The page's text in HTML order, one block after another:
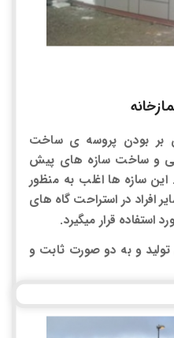
بر بودن پروسه ی ساخت
و ساخت سازه های پیش
سازه ها اغلب به منظور
افراد در استراحت گاه های
قرار میگیرد.
تولید و به دو صورت ثابت و